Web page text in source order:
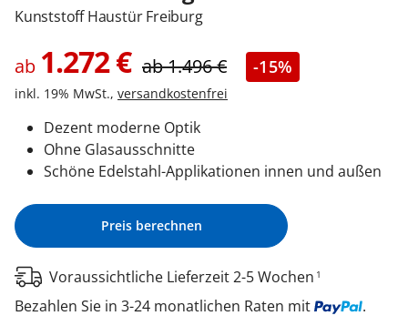
Kontakt / Hilfe
Kunststoff Haustür Freiburg
ab 1.272€ ab1.496€ -15%
inkl. 19% MwSt., versandkostenfrei
Dezent moderne Optik
Ohne Glasausschnitte
Schöne Edelstahl-Applikationen innen und außen
Preis berechnen
Voraussichtliche Lieferzeit 2-5 Wochen 1
Bezahlen Sie in 3-24 monatlichen Raten mit .